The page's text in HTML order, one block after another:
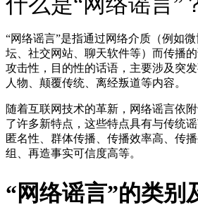
“网络谣言”是指通过网络介质（例如
坛、社交网站、聊天软件等）而传播
攻击性，目的性的话语，主要涉及突
人物、颠覆传统、离经叛道等内容。
随着互联网技术的革新，网络谣言依
了许多新特点，这些特点具有与传统
匿名性、群体传播、传播效率高、传
组、再造事实可信度高等。
“网络谣言”的类别